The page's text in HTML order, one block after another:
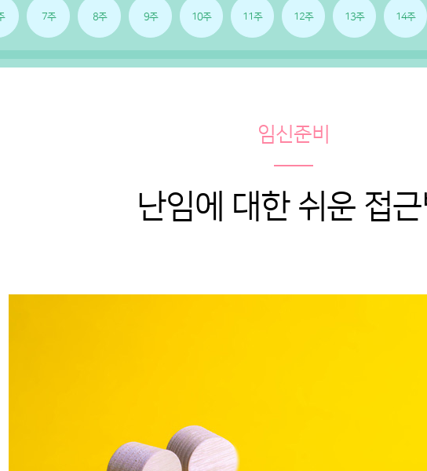
7주 8주 9주 10주 11주 12주 13주 14주
임신준비
난임에 대한 쉬운 접근